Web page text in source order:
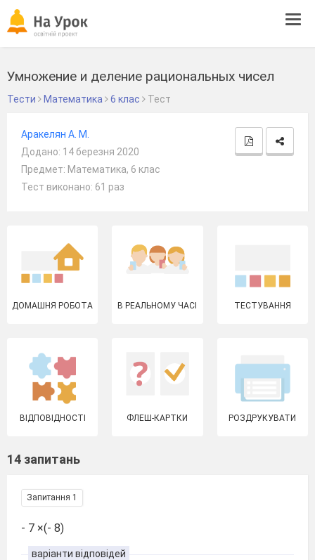
Умножение и деление рациональных чисел
Тести Математика 6 клас Тест
Аракелян A. М.
Додано: 14 березня 2020
Предмет: Математика, 6 клас
Тест виконано: 61 раз
ДОМАШНЯ РОБОТА В РЕАЛЬНОМУ ЧАСІ ТЕСТУВАННЯ
ВІДПОВІДНОСТІ ФЛЕШ-КАРТКИ РОЗДРУКУВАТИ
14 запитань
Запитання 1
- 7 ×(- 8)
варіанти відповідей